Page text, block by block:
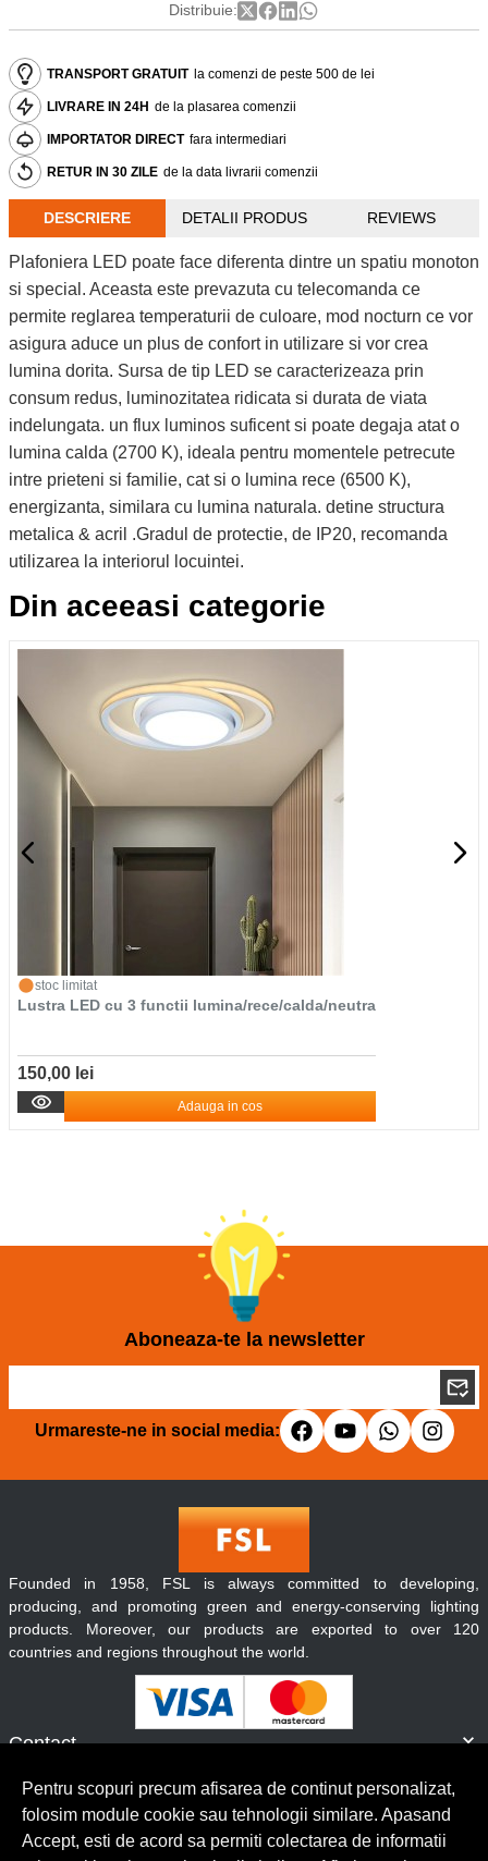
Distribuie:
TRANSPORT GRATUIT la comenzi de peste 500 de lei
LIVRARE IN 24H de la plasarea comenzii
IMPORTATOR DIRECT fara intermediari
RETUR IN 30 ZILE de la data livrarii comenzii
DESCRIERE DETALII PRODUS REVIEWS
Plafoniera LED poate face diferenta dintre un spatiu monoton
si special. Aceasta este prevazuta cu telecomanda ce
permite reglarea temperaturii de culoare, mod nocturn ce vor
asigura aduce un plus de confort in utilizare si vor crea
lumina dorita. Sursa de tip LED se caracterizeaza prin
consum redus, luminozitatea ridicata si durata de viata
indelungata. un flux luminos suficent si poate degaja atat o
lumina calda (2700 K), ideala pentru momentele petrecute
intre prieteni si familie, cat si o lumina rece (6500 K),
energizanta, similara cu lumina naturala. detine structura
metalica & acril .Gradul de protectie, de IP20, recomanda
utilizarea la interiorul locuintei.
Din aceeasi categorie
stoc limitat
Lustra LED cu 3 functii lumina/rece/calda/neutra
150,00 lei
Adauga in cos
Aboneaza-te la newsletter
Urmareste-ne in social media:
Contact
Servicii clienti
Founded in 1958, FSL is always committed to developing,
producing, and promoting green and energy-conserving lighting
products. Moreover, our products are exported to over 120
countries and regions throughout the world.
Pentru scopuri precum afisarea de continut personalizat,
folosim module cookie sau tehnologii similare. Apasand
Accept, esti de acord sa permiti colectarea de informatii